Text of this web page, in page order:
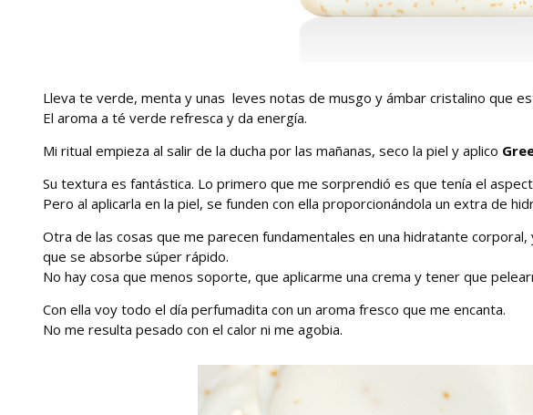
Lleva te verde, menta y unas leves notas de musgo y ámbar cristalino que
El aroma a té verde refresca y da energía.
Mi ritual empieza al salir de la ducha por las mañanas, seco la piel y aplico
Su textura es fantástica. Lo primero que me sorprendió es que tenía el
Pero al aplicarla en la piel, se funden con ella proporcionándola un extra de
Otra de las cosas que me parecen fundamentales en una hidratante
que se absorbe súper rápido.
No hay cosa que menos soporte, que aplicarme una crema y tener que
Con ella voy todo el día perfumadita con un aroma fresco que me encanta.
No me resulta pesado con el calor ni me agobia.